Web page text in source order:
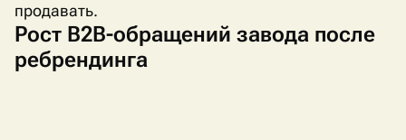
продавать.
Рост B2B-обращений завода после
ребрендинга